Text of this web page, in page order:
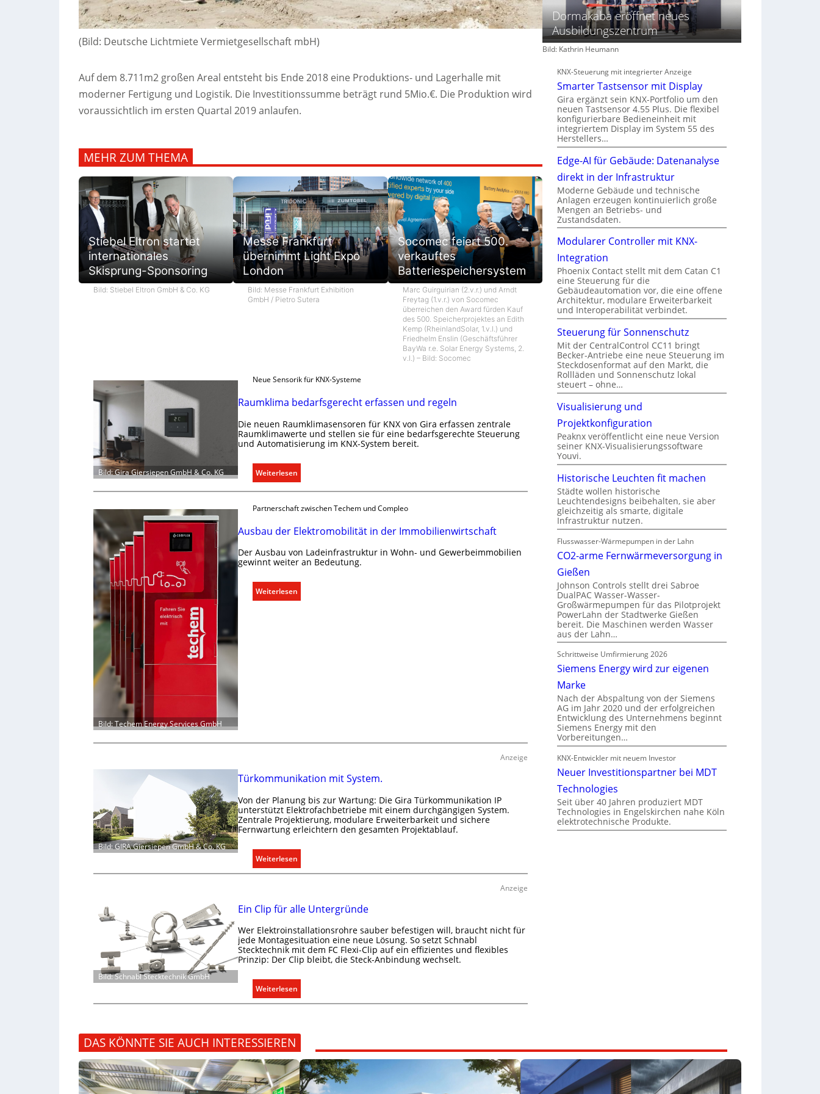
(Bild: Deutsche Lichtmiete Vermietgesellschaft mbH)
Auf dem 8.711m2 großen Areal entsteht bis Ende 2018 eine Produktions- und Lagerhalle mit
moderner Fertigung und Logistik. Die Investitionssumme beträgt rund 5Mio.€. Die Produktion wird
voraussichtlich im ersten Quartal 2019 anlaufen.
MEHR ZUM THEMA
Stiebel Eltron startet
internationales
Skisprung-Sponsoring
Bild: Stiebel Eltron GmbH & Co. KG
Messe Frankfurt
übernimmt Light Expo
London
Bild: Messe Frankfurt Exhibition
GmbH / Pietro Sutera
Socomec feiert 500.
verkauftes
Batteriespeichersystem
Marc Guirguirian (2.v.r.) und Arndt
Freytag (1.v.r.) von Socomec
überreichen den Award fürden Kauf
des 500. Speicherprojektes an Edith
Kemp (RheinlandSolar, 1.v.l.) und
Friedhelm Enslin (Geschäftsführer
BayWa r.e. Solar Energy Systems, 2.
v.l.) – Bild: Socomec
Bild: Gira Giersiepen GmbH & Co. KG
Neue Sensorik für KNX-Systeme
Raumklima bedarfsgerecht erfassen und regeln
Die neuen Raumklimasensoren für KNX von Gira erfassen zentrale
Raumklimawerte und stellen sie für eine bedarfsgerechte Steuerung
und Automatisierung im KNX-System bereit.
Weiterlesen
R
u
k
l
i
b
c
e
f
a
s
n
d
e
g
e
Bild: Techem Energy Services GmbH
Partnerschaft zwischen Techem und Compleo
Ausbau der Elektromobilität in der Immobilienwirtschaft
Der Ausbau von Ladeinfrastruktur in Wohn- und Gewerbeimmobilien
gewinnt weiter an Bedeutung.
Weiterlesen
A
e
r
o
m
o
b
i
i
t
n
d
e
m
i
l
i
e
Anzeige
Bild: GIRA Giersiepen GmbH & Co. KG
Türkommunikation mit System.
Von der Planung bis zur Wartung: Die Gira Türkommunikation IP
unterstützt Elektrofachbetriebe mit einem durchgängigen System.
Zentrale Projektierung, modulare Erweiterbarkeit und sichere
Fernwartung erleichtern den gesamten Projektablauf.
Weiterlesen
T
k
m
m
u
k
o
n
m
i
Anzeige
Bild: Schnabl Stecktechnik GmbH
Ein Clip für alle Untergründe
Wer Elektroinstallationsrohre sauber befestigen will, braucht nicht für
jede Montagesituation eine neue Lösung. So setzt Schnabl
Stecktechnik mit dem FC Flexi-Clip auf ein effizientes und flexibles
Prinzip: Der Clip bleibt, die Steck-Anbindung wechselt.
Weiterlesen
E
l
i
p
f
Dormakaba eröffnet neues
Ausbildungszentrum
Bild: Kathrin Heumann
KNX-Steuerung mit integrierter Anzeige
Smarter Tastsensor mit Display
Gira ergänzt sein KNX-Portfolio um den
neuen Tastsensor 4.55 Plus. Die flexibel
konfigurierbare Bedieneinheit mit
integriertem Display im System 55 des
Herstellers…
Edge-AI für Gebäude: Datenanalyse
direkt in der Infrastruktur
Moderne Gebäude und technische
Anlagen erzeugen kontinuierlich große
Mengen an Betriebs- und
Zustandsdaten.
Modularer Controller mit KNX-
Integration
Phoenix Contact stellt mit dem Catan C1
eine Steuerung für die
Gebäudeautomation vor, die eine offene
Architektur, modulare Erweiterbarkeit
und Interoperabilität verbindet.
Steuerung für Sonnenschutz
Mit der CentralControl CC11 bringt
Becker-Antriebe eine neue Steuerung im
Steckdosenformat auf den Markt, die
Rollläden und Sonnenschutz lokal
steuert – ohne…
Visualisierung und
Projektkonfiguration
Peaknx veröffentlicht eine neue Version
seiner KNX-Visualisierungssoftware
Youvi.
Historische Leuchten fit machen
Städte wollen historische
Leuchtendesigns beibehalten, sie aber
gleichzeitig als smarte, digitale
Infrastruktur nutzen.
Flusswasser-Wärmepumpen in der Lahn
CO2-arme Fernwärmeversorgung in
Gießen
Johnson Controls stellt drei Sabroe
DualPAC Wasser-Wasser-
Großwärmepumpen für das Pilotprojekt
PowerLahn der Stadtwerke Gießen
bereit. Die Maschinen werden Wasser
aus der Lahn…
Schrittweise Umfirmierung 2026
Siemens Energy wird zur eigenen
Marke
Nach der Abspaltung von der Siemens
AG im Jahr 2020 und der erfolgreichen
Entwicklung des Unternehmens beginnt
Siemens Energy mit den
Vorbereitungen…
KNX-Entwickler mit neuem Investor
Neuer Investitionspartner bei MDT
Technologies
Seit über 40 Jahren produziert MDT
Technologies in Engelskirchen nahe Köln
elektrotechnische Produkte.
DAS KÖNNTE SIE AUCH INTERESSIEREN